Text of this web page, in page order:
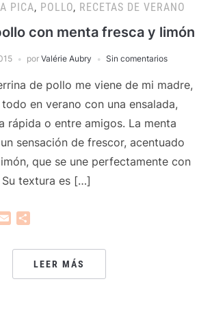
PICA, POLLO, RECETAS DE VERANO
con menta fresca y limón
por Valérie Aubry Sin comentarios
de pollo me viene de mi madre,
en verano con una ensalada,
rápida o entre amigos. La menta
sensación de frescor, acentuado
que se une perfectamente con
textura es […]
Email
LEER MÁS